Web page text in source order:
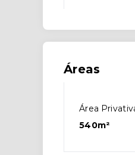
Áreas
Área
540m²